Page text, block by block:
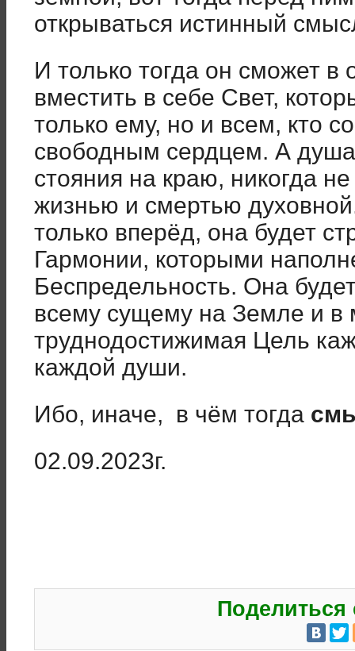
открываться истинный
И только тогда он сможет
вместить в себе Свет,
только ему, но и всем, кто
свободным сердцем. А
стояния на краю, никогда
жизнью и смертью
только вперёд, она будет
Гармонии, которыми
Беспредельность. Она
всему сущему на Земле и в
труднодостижимая Цель
каждой души.
Ибо, иначе, в чём тогда
02.09.2023г.
Поделиться